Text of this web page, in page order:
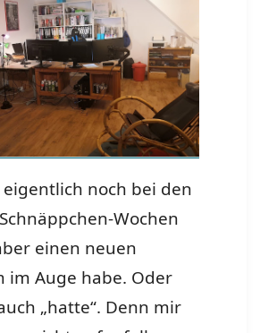
noch bei den
Wochen
einen neuen
im Auge habe. Oder
„hatte“. Denn mir